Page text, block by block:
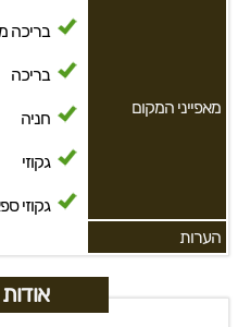
מאפייני המקום
בריכה
בריכה
חניה
גקוזי
גקוזי
הערות